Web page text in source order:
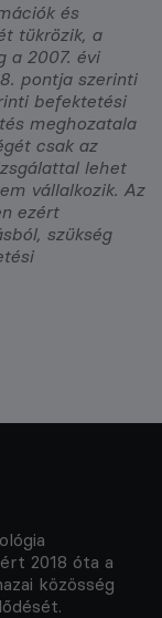
és
tükrözik, a
a 2007. évi
pontja szerinti
befektetési
meghozatala
csak az
lehet
vállalkozik. Az
ezért
szükség
2018 óta a
közösség